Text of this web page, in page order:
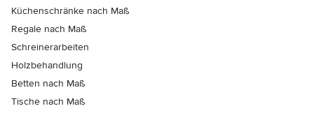
Küchenschränke nach Maß
Regale nach Maß
Schreinerarbeiten
Holzbehandlung
Betten nach Maß
Tische nach Maß